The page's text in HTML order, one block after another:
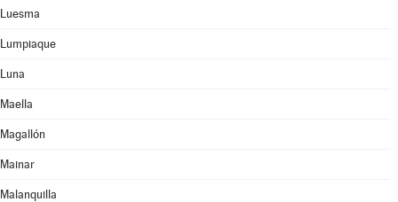
Luesma
Lumpiaque
Luna
Maella
Magallón
Mainar
Malanquilla